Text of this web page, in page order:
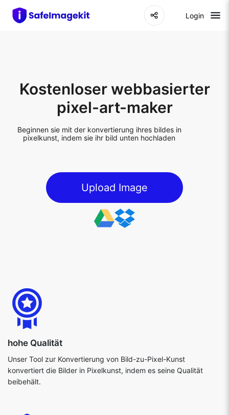
Login
Kostenloser webbasierter
pixel-art-maker
Beginnen sie mit der konvertierung ihres bildes in
pixelkunst, indem sie ihr bild unten hochladen
Upload Image
hohe Qualität
Unser Tool zur Konvertierung von Bild-zu-Pixel-Kunst
konvertiert die Bilder in Pixelkunst, indem es seine Qualität
beibehält.